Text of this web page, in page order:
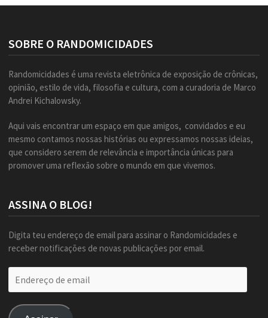
SOBRE O RANDOMICIDADES
Randomicidades é uma revista eletrônica de exposição de crônicas,
opinião, estilo de vida, filosofia e cultura, com a curadoria de Marco
Andrei Kichalowsky.
Aqui vais encontrar um espaço em que amigos, convidados e eu
mesmo contamos nossas histórias ou expressamos nossas ideias,
que considero serem de relevância e importância únicas para
promover uma reflexão sobre o mundo em que vivemos.
ASSINA O BLOG!
Digita teu endereço de email para assinar o Randomicidades e
receber notificações de novas publicações por email.
de